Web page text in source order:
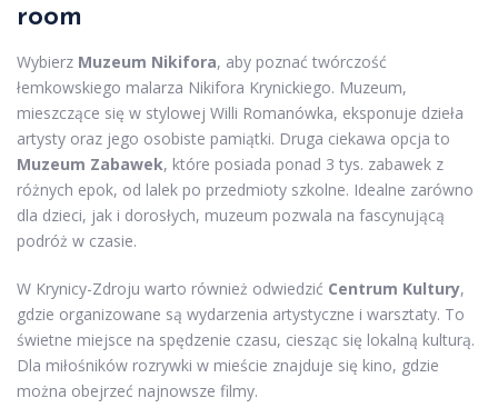
room
Wybierz Muzeum Nikifora, aby poznać twórczość
łemkowskiego malarza Nikifora Krynickiego. Muzeum,
mieszczące się w stylowej Willi Romanówka, eksponuje dzieła
artysty oraz jego osobiste pamiątki. Druga ciekawa opcja to
Muzeum Zabawek, które posiada ponad 3 tys. zabawek z
różnych epok, od lalek po przedmioty szkolne. Idealne zarówno
dla dzieci, jak i dorosłych, muzeum pozwala na fascynującą
podróż w czasie.
W Krynicy-Zdroju warto również odwiedzić Centrum Kultury,
gdzie organizowane są wydarzenia artystyczne i warsztaty. To
świetne miejsce na spędzenie czasu, ciesząc się lokalną kulturą.
Dla miłośników rozrywki w mieście znajduje się kino, gdzie
można obejrzeć najnowsze filmy.